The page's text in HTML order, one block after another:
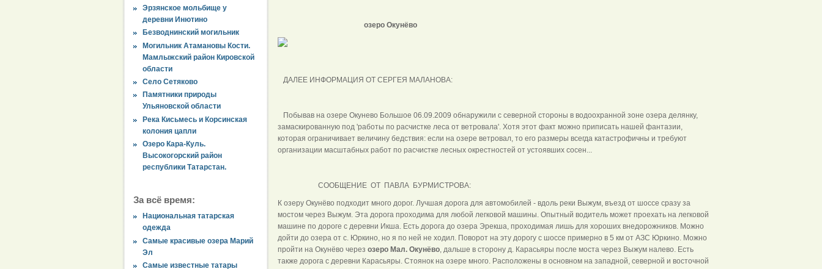
Эрзянское мольбище у
деревни Инютино
Безводнинский могильник
Могильник Атамановы Кости.
Мамлыжский район Кировской
области
Село Сетяково
Памятники природы
Ульяновской области
Река Кисьмесь и Корсинская
колония цапли
Озеро Кара-Куль.
Высокогорский район
республики Татарстан.
За всё время:
Национальная татарская
одежда
Самые красивые озера Марий
Эл
Самые известные татары
озеро Окунёво
ДАЛЕЕ ИНФОРМАЦИЯ ОТ СЕРГЕЯ МАЛАНОВА:
Побывав на озере Окунево Большое 06.09.2009 обнаружили с северной стороны в водоохранной зоне озера делянку,
замаскированную под 'работы по расчистке леса от ветровала'. Хотя этот факт можно приписать нашей фантазии,
которая ограничивает величину бедствия: если на озере ветровал, то его размеры всегда катастрофичны и требуют
организации масштабных работ по расчистке лесных окрестностей от устоявших сосен...
СООБЩЕНИЕ ОТ ПАВЛА БУРМИСТРОВА:
К озеру Окунёво подходит много дорог. Лучшая дорога для автомобилей - вдоль реки Выжум, въезд от шоссе сразу за
мостом через Выжум. Эта дорога проходима для любой легковой машины. Опытный водитель может проехать на легковой
машине по дороге с деревни Икша. Есть дорога до озера Эрекша, проходимая лишь для хороших внедорожников. Можно
дойти до озера от с. Юркино, но я по ней не ходил. Поворот на эту дорогу с шоссе примерно в 5 км от АЗС Юркино. Можно
пройти на Окунёво через озеро Мал. Окунёво, дальше в сторону д. Карасьяры после моста через Выжум налево. Есть
также дорога с деревни Карасьяры. Стоянок на озере много. Расположены в основном на западной, северной и восточной